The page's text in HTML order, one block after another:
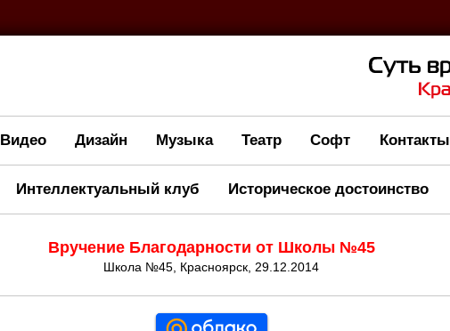
Видео Дизайн Музыка Театр Софт Контакты
Интеллектуальный клуб Историческое достоинство
Вручение Благодарности от Школы №45
Школа №45, Красноярск, 29.12. 2014